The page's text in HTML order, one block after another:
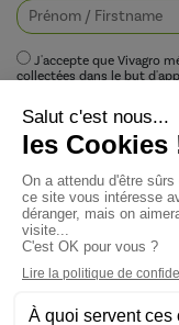
J'accepte que Vivagro
collectées dans le but
conformément à la
I agree that Vivagro stores
to provide an appropriate
Vivagro's privacy policy.